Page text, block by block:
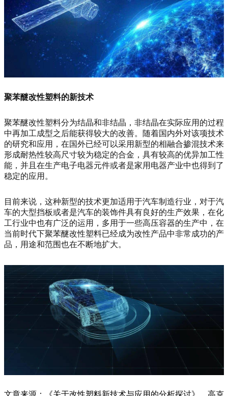
聚苯醚改性塑料的新技术
聚苯醚改性塑料分为结晶和非结晶，非结晶在实际应用的过程
中再加工成型之后能获得较大的改善。随着国内外对该项技术
的研究和应用，在国外已经可以采用新型的相融合掺混技术来
形成耐热性较高尺寸较为稳定的合金，具有较高的优异加工性
能，并且在生产电子电器元件或者是家用电器产业中也得到了
稳定的应用。
目前来说，这种新型的技术更加适用于汽车制造行业，对于汽
车的大型挡板或者是汽车的装饰件具有良好的生产效果，在化
工行业中也有广泛的运用，多用于一些高压容器的生产中，在
当前时代下聚苯醚改性塑料已经成为改性产品中非常成功的产
品，用途和范围也在不断地扩大。